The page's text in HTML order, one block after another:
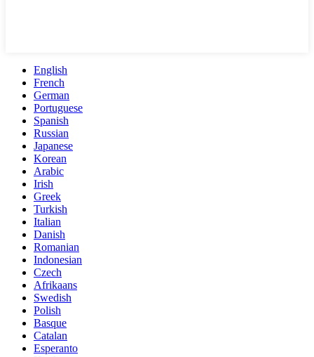
English
French
German
Portuguese
Spanish
Russian
Japanese
Korean
Arabic
Irish
Greek
Turkish
Italian
Danish
Romanian
Indonesian
Czech
Afrikaans
Swedish
Polish
Basque
Catalan
Esperanto